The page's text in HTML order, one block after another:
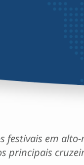
festivais em
principais